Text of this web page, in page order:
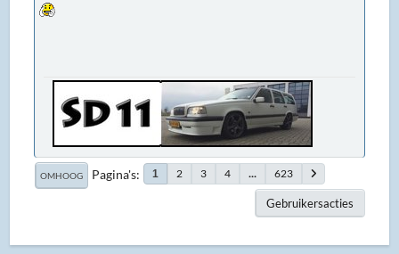
OMHOOG Pagina's 1 2 3 4 ... 623
Gebruikersacties